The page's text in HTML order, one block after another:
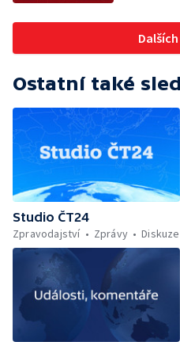
Ostatní také
Studio ČT24
Zpravodajství
Zprávy Diskuze